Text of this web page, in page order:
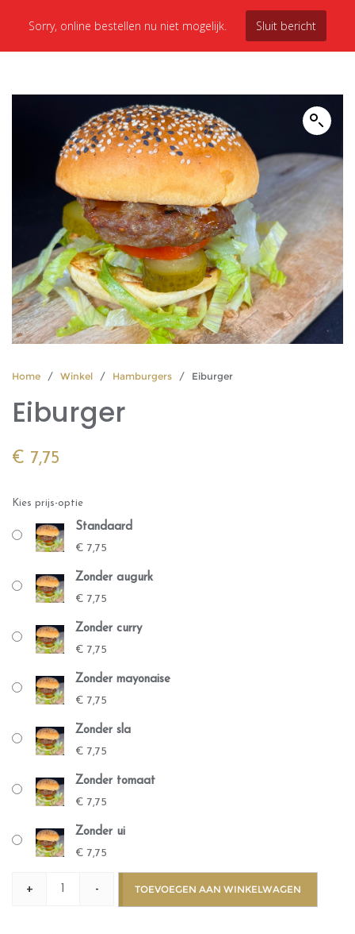
Home / Winkel / Hamburgers / Eiburger
Eiburger
€ 7,75
Kies prijs-optie
Standaard
€ 7,75
Zonder augurk
€ 7,75
Zonder curry
€ 7,75
Zonder mayonaise
€ 7,75
Zonder sla
€ 7,75
Zonder tomaat
€ 7,75
Zonder ui
€ 7,75
+ - TOEVOEGEN AAN WINKELWAGEN
Sorry, online bestellen nu niet mogelijk. Sluit bericht